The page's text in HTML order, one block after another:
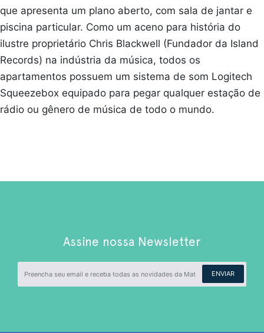
que apresenta um plano aberto, com sala de jantar e
piscina particular. Como um aceno para história do
ilustre proprietário Chris Blackwell (Fundador da Island
Records) na indústria da música, todos os
apartamentos possuem um sistema de som Logitech
Squeezebox equipado para pegar qualquer estação de
rádio ou gênero de música de todo o mundo.
Assine nossa Newsletter
ENVIAR